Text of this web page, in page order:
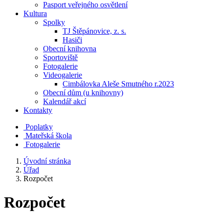
Pasport veřejného osvětlení
Kultura
Spolky
TJ Štěpánovice, z. s.
Hasiči
Obecní knihovna
Sportoviště
Fotogalerie
Videogalerie
Cimbálovka Aleše Smutného r.2023
Obecní dům (u knihovny)
Kalendář akcí
Kontakty
Poplatky
Mateřská škola
Fotogalerie
Úvodní stránka
Úřad
Rozpočet
Rozpočet